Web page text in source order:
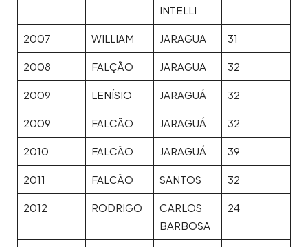
INTELLI
2007 WILLIAM JARAGUA 31
2008 FALÇÃO JARAGUA 32
2009 LENÍSIO JARAGUÁ 32
2009 FALCÃO JARAGUÁ 32
2010 FALCÃO JARAGUÁ 39
2011 FALCÃO SANTOS 32
2012 RODRIGO
CARLOS
BARBOSA
24